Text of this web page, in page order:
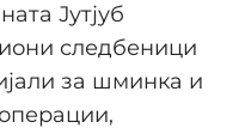
Јутјуб
следбеници
за шминка и